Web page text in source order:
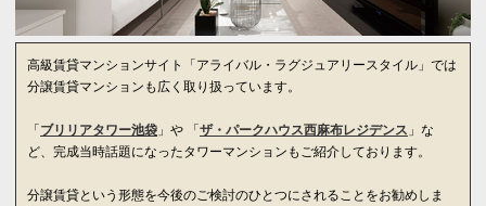
高級賃貸マンションサイト「アライバル・ラグジュアリースタイル」では
分譲賃貸マンションも広く取り扱っています。
「ブリリアタワー池袋 」や 「ザ・パークハウス西麻布レジデンス 」な
ど、完成当時話題になったタワーマンションもご紹介しております。
分譲賃貸という形態を今後のご検討のひとつにされることをお勧めしま